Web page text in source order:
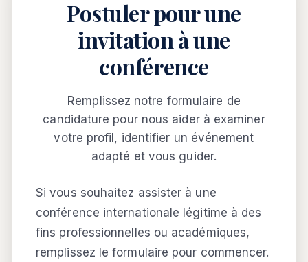
Postuler pour une
invitation à une
conférence
Remplissez notre formulaire de
candidature pour nous aider à examiner
votre profil, identifier un événement
adapté et vous guider.
Si vous souhaitez assister à une
conférence internationale légitime à des
fins professionnelles ou académiques,
remplissez le formulaire pour commencer.